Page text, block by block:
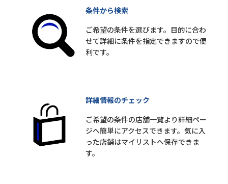
条件から検索
ご希望の条件を選びます。目的に合わ
せて詳細に条件を指定できますので便
利です。
詳細情報のチェック
ご希望の条件の店舗一覧より詳細ペー
ジへ簡単にアクセスできます。気に入
った店舗はマイリストへ保存できま
す。